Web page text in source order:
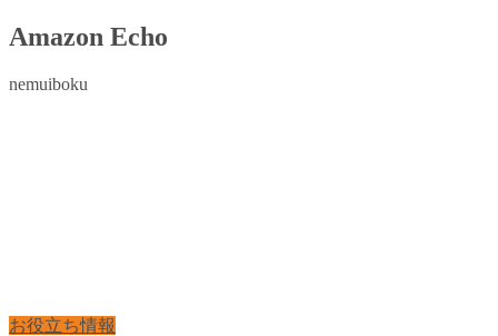
Amazon Echo
nemuiboku
お役立ち情報